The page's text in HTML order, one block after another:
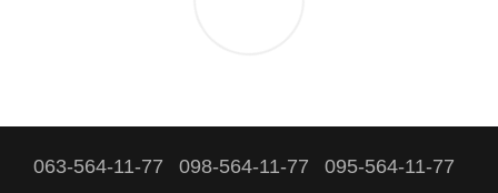
063-564-11-77 098-564-11-77 095-564-11-77